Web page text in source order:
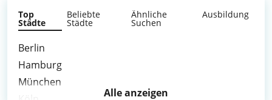
Top
Städte
Beliebte
Städte
Ähnliche
Suchen
Ausbildung
Berlin
Hamburg
München
Alle anzeigen